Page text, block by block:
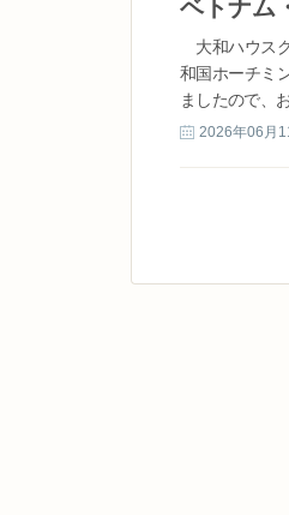
大和ハウス
和国ホーチミ
ましたので、
2026年06月